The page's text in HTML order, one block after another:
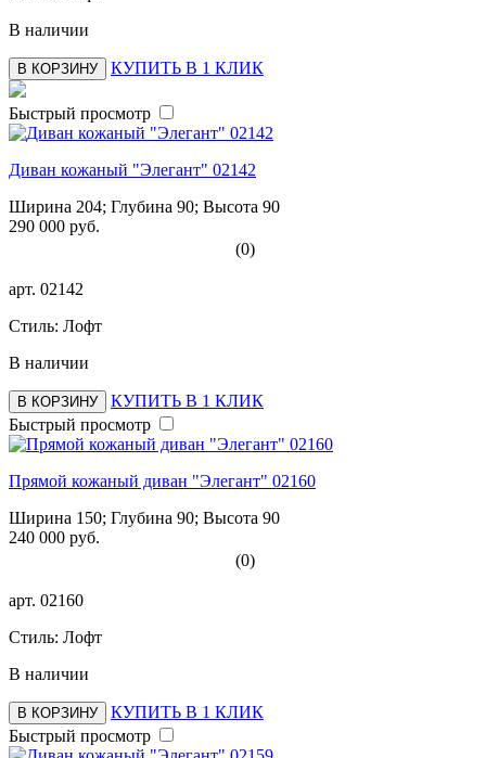
В наличии
В КОРЗИНУ КУПИТЬ В 1 КЛИК
Быстрый просмотр
Диван кожаный "Элегант" 02142
Ширина 204; Глубина 90; Высота 90
290 000 руб.
(0)
арт. 02142
Стиль: Лофт
В наличии
В КОРЗИНУ
КУПИТЬ В 1 КЛИК
Быстрый просмотр
Прямой кожаный диван "Элегант" 02160
Ширина 150; Глубина 90; Высота 90
240 000 руб.
(0)
арт. 02160
Стиль: Лофт
В наличии
В КОРЗИНУ
КУПИТЬ В 1 КЛИК
Быстрый просмотр